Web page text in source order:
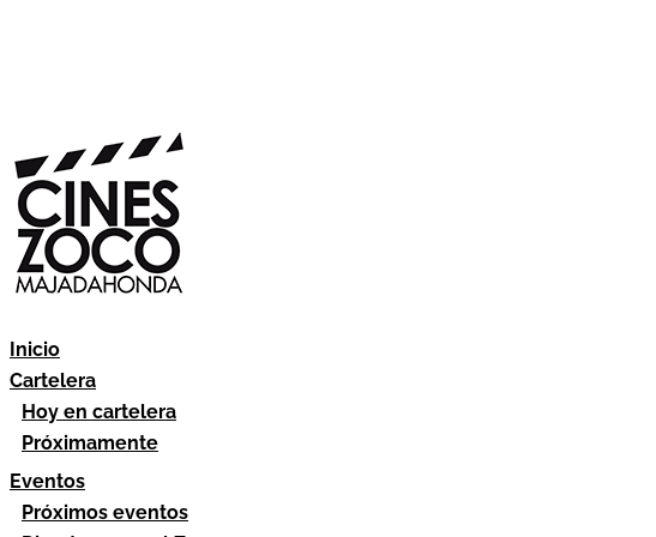
Inicio
Cartelera
Hoy en cartelera
Próximamente
Eventos
Próximos eventos